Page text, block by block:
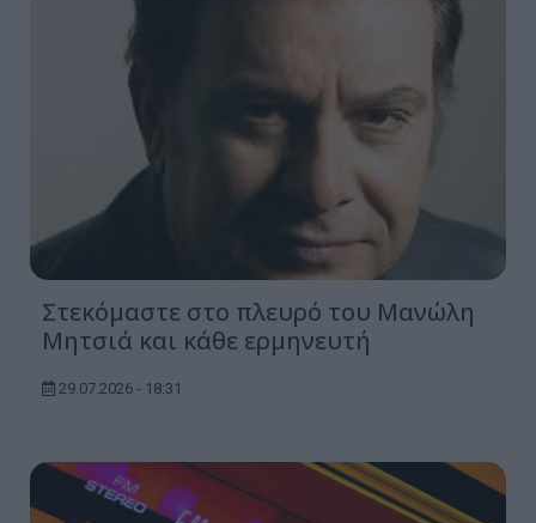
Στεκόμαστε στο πλευρό του Μανώλη
Μητσιά και κάθε ερμηνευτή
29.07.2026 - 18:31